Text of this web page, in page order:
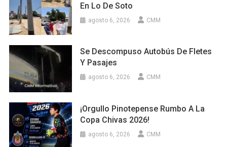
En Lo De Soto
agosto 6, 2026 CMM
Se Descompuso Autobús De Fletes
Y Pasajes
agosto 6, 2026 CMM
¡Orgullo Pinotepense Rumbo A La
Copa Chivas 2026!
agosto 6, 2026 CMM